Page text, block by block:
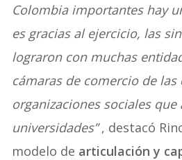
Colombia importantes hay
es gracias al ejercicio, las
lograron con muchas
cámaras de comercio de las
organizaciones sociales
universidades”, destacó
modelo de articulación y